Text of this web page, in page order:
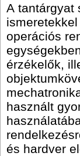
A tantárgyat
operációs
érzékelők,
használt
és hardver